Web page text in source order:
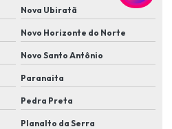
de segurança
com câmera e alarme
Nova Ubiratã
Novo Horizonte do Norte
Novo Santo Antônio
Paranaita
Pedra Preta
Planalto da Serra